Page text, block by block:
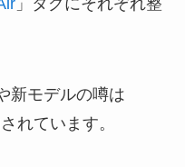
」タグにそれぞれ整
新モデルの噂は
れています。